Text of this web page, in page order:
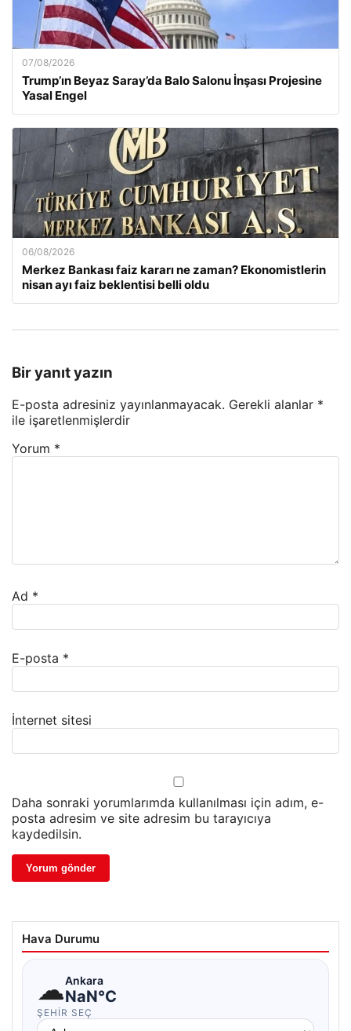
07/08/2026
Trump’ın Beyaz Saray’da Balo Salonu İnşası Projesine
Yasal Engel
06/08/2026
Merkez Bankası faiz kararı ne zaman? Ekonomistlerin
nisan ayı faiz beklentisi belli oldu
Bir yanıt yazın
E-posta adresiniz yayınlanmayacak. Gerekli alanlar *
ile işaretlenmişlerdir
Yorum *
Ad *
E-posta *
İnternet sitesi
Daha sonraki yorumlarımda kullanılması için adım, e-
posta adresim ve site adresim bu tarayıcıya
kaydedilsin.
Hava Durumu
☁Ankara
NaN°C
ŞEHIR SEÇ